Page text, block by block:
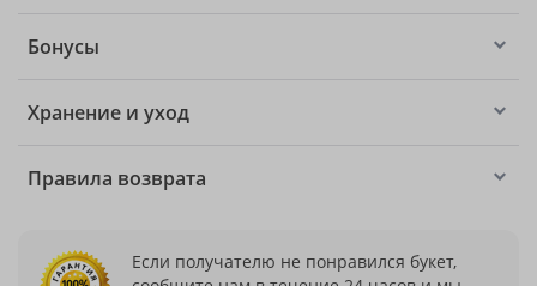
Бонусы
Хранение и уход
Правила возврата
Если получателю не понравился букет,